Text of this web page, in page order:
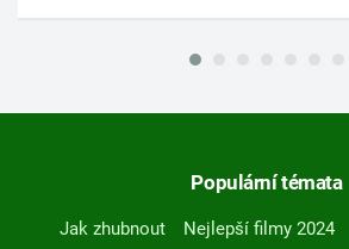
Populární témata
Jak zhubnout Nejlepší filmy 2024